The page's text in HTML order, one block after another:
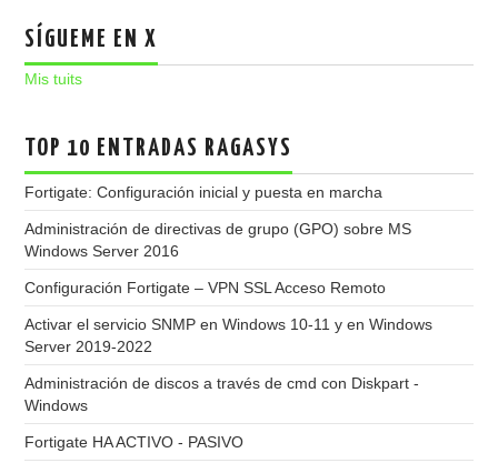
SÍGUEME EN X
Mis tuits
TOP 10 ENTRADAS RAGASYS
Fortigate: Configuración inicial y puesta en marcha
Administración de directivas de grupo (GPO) sobre MS
Windows Server 2016
Configuración Fortigate – VPN SSL Acceso Remoto
Activar el servicio SNMP en Windows 10-11 y en Windows
Server 2019-2022
Administración de discos a través de cmd con Diskpart -
Windows
Fortigate HA ACTIVO - PASIVO